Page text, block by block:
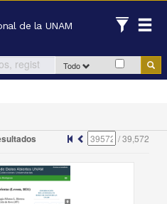
de la UNAM
Todo
/39,572